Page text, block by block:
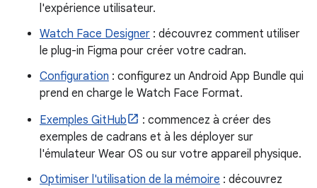
l'expérience utilisateur.
Watch Face Designer : découvrez comment utiliser
le plug-in Figma pour créer votre cadran.
Configuration : configurez un Android App Bundle qui
prend en charge le Watch Face Format.
Exemples GitHub
: commencez à créer des
exemples de cadrans et à les déployer sur
l'émulateur Wear OS ou sur votre appareil physique.
Optimiser l'utilisation de la mémoire : découvrez